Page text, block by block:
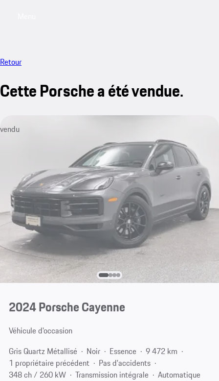
Retour
Cette Porsche a été vendue.
vendu
2024 Porsche Cayenne
Véhicule d'occasion
Gris Quartz Métallisé
Noir Essence
9 472 km
1 propriétaire précédent
Pas d'accidents
348 ch / 260 kW
Transmission intégrale
Automatique